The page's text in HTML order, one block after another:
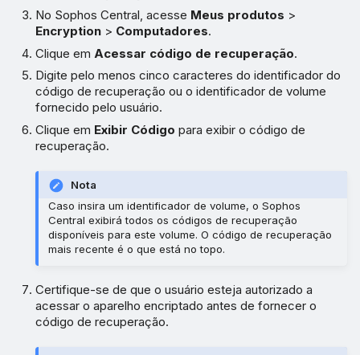
No Sophos Central, acesse Meus produtos >
Encryption > Computadores.
Clique em Acessar código de recuperação.
Digite pelo menos cinco caracteres do identificador do
código de recuperação ou o identificador de volume
fornecido pelo usuário.
Clique em Exibir Código para exibir o código de
recuperação.
Nota
Caso insira um identificador de volume, o Sophos
Central exibirá todos os códigos de recuperação
disponíveis para este volume. O código de recuperação
mais recente é o que está no topo.
Certifique-se de que o usuário esteja autorizado a
acessar o aparelho encriptado antes de fornecer o
código de recuperação.